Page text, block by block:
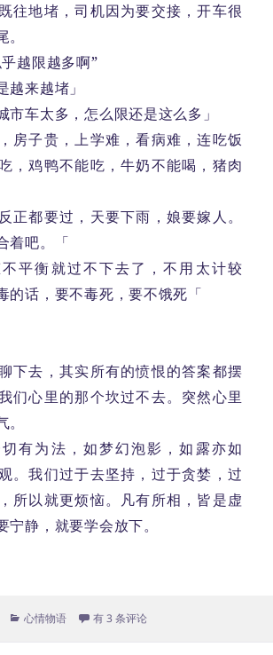
往地堵，司机因为要交接，开车很
越限越多啊”
越来越堵」
市车太多，怎么限还是这么多」
房子贵，上学难，看病难，连吃饭
，鸡鸭不能吃，牛奶不能喝，猪肉
正都要过，天要下雨，娘要嫁人。
着吧。「
平衡就过不下去了，不用太计较
的话，要不毒死，要不饿死「
下去，其实所有的愤恨的答案都摆
们心里的那个坎过不去。突然心里
有为法，如梦幻泡影，如露亦如
。我们过于去坚持，过于贪婪，过
所以就更烦恼。凡有所相，皆是虚
宁静，就要学会放下。
分
心情物语 东站
有 3 条评论